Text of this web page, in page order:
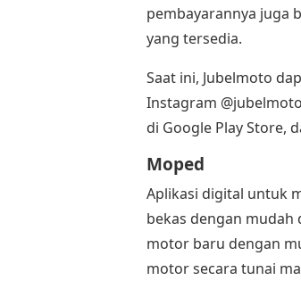
pembayarannya juga
yang tersedia.
Saat ini, Jubelmoto
Instagram
di Google Play Store,
Moped
Aplikasi digital untuk
bekas dengan mudah
motor baru dengan
motor secara tunai